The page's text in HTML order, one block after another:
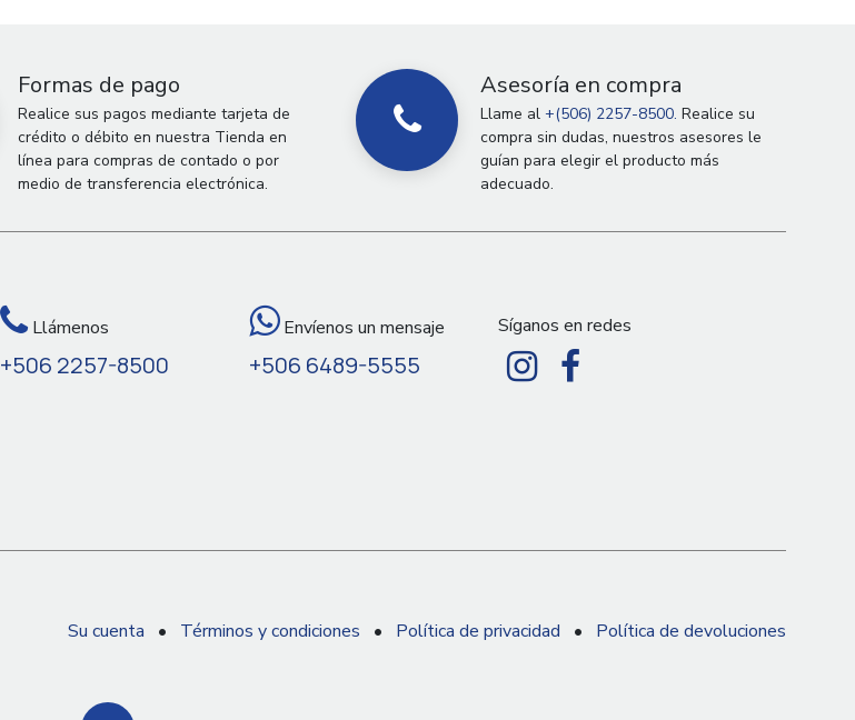
Formas de pago
Realice sus pagos mediante tarjeta de
crédito o débito en nuestra Tienda en
línea para compras de contado o por
medio de transferencia electrónica.
Asesoría en compra
Llame al+(506) 2257-8500. Realice su
compra sin dudas, nuestros asesores le
guían para elegir el producto más
adecuado.
Llámenos
+506 2257-8500
Envíenos un mensaje
+506 6489-5555
Síganos en redes
Su cuenta • Términos y condiciones • Política de privacidad • Política de devoluciones